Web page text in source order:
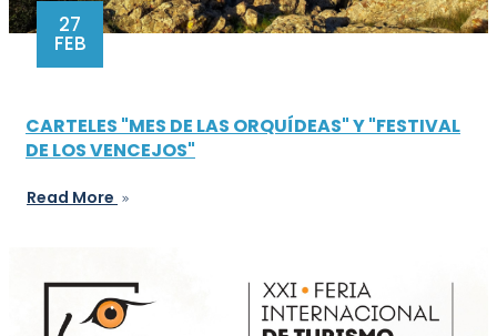
27
FEB
CARTELES "MES DE LAS ORQUÍDEAS" Y "FESTIVAL
DE LOS VENCEJOS"
Read More